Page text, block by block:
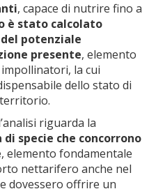
, capace di nutrire fino a
è stato calcolato
potenziale
presente, elemento
la cui
dello stato di
territorio.
riguarda la
specie che concorrono
, elemento fondamentale
nettarifero anche nel
dovessero offrire un